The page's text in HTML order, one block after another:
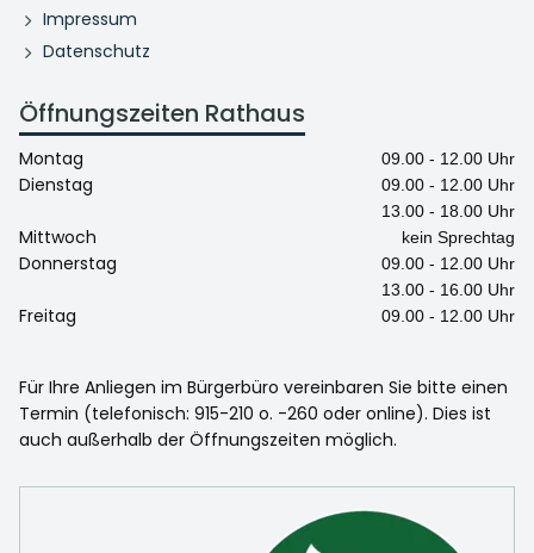
Impressum
Datenschutz
Öffnungszeiten Rathaus
Montag 09.00 - 12.00 Uhr
Dienstag
09.00 - 12.00 Uhr
13.00 - 18.00 Uhr
Mittwoch kein Sprechtag
Donnerstag
09.00 - 12.00 Uhr
13.00 - 16.00 Uhr
Freitag 09.00 - 12.00 Uhr
Für Ihre Anliegen im Bürgerbüro vereinbaren Sie bitte einen
Termin (telefonisch: 915-210 o. -260 oder online). Dies ist
auch außerhalb der Öffnungszeiten möglich.